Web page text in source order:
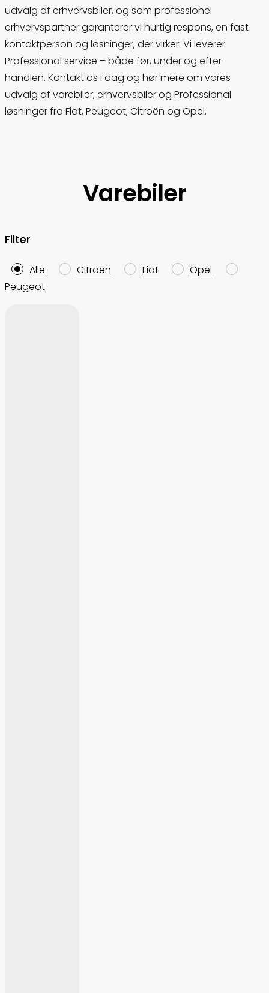
udvalg af erhvervsbiler,og som professionel
erhvervspartnergaranterervi hurtig respons,en fast
kontaktperson og løsninger,dervirker. Vi leverer
Professional service –både før,underog efter
handlen. Kontaktos i dag og hørmere om vores
udvalg af varebiler,erhvervsbilerog Professional
løsningerfra Fiat,Peugeot,Citroën og Opel.
Varebiler
Filter
Alle Citroën Fiat
Opel
Peugeot